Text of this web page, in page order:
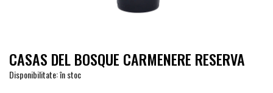
CASAS DEL BOSQUE CARMENERE RESERVA
Disponibilitate: în stoc